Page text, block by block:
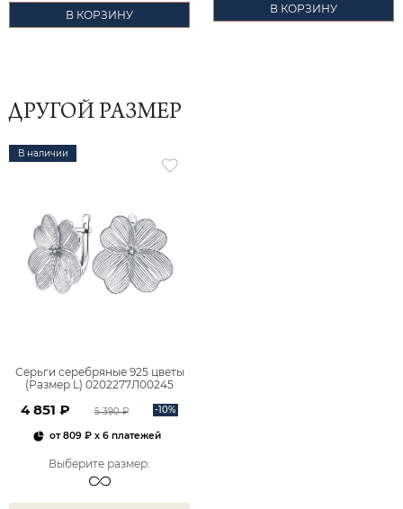
В КОРЗИНУ В КОРЗИНУ
ДРУГОЙ РАЗМЕР
В наличии
Серьги серебряные 925 цветы
(Размер L) 0202277Л00245
4 851 ₽ 5 390 ₽ -10%
от809 ₽x 6 платежей
Выберите размер: